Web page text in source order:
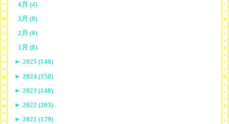
4月 (4)
3月 (8)
2月 (6)
1月 (8)
► 2025 (140)
► 2024 (150)
► 2023 (148)
► 2022 (203)
► 2021 (179)